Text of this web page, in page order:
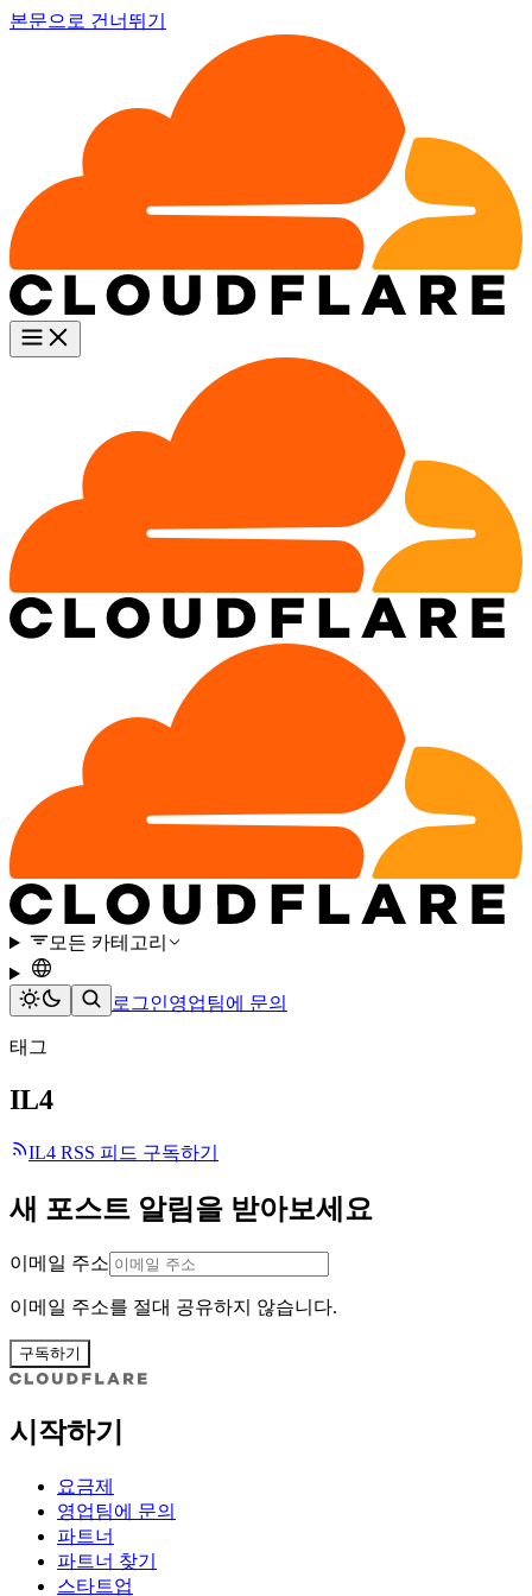
본문으로 건너뛰기
모든 카테고리
로그인영업팀에 문의
태그
IL4
IL4 RSS 피드 구독하기
새 포스트 알림을 받아보세요
이메일 주소
이메일 주소를 절대 공유하지 않습니다.
구독하기
시작하기
요금제
영업팀에 문의
파트너
파트너 찾기
스타트업